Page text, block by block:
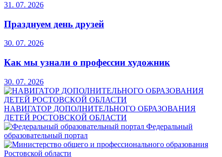
31. 07. 2026
Празднуем день друзей
30. 07. 2026
Как мы узнали о профессии художник
30. 07. 2026
НАВИГАТОР ДОПОЛНИТЕЛЬНОГО ОБРАЗОВАНИЯ
ДЕТЕЙ РОСТОВСКОЙ ОБЛАСТИ
Федеральный
образовательный портал